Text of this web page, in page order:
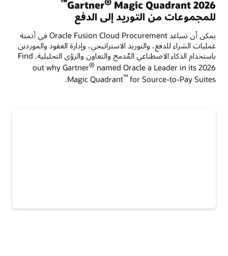
2026 Gartner
Magic Quadrant
للمجموعات من التوريد إلى الدفع
يمكن أن تساعد Oracle Fusion Cloud Procurement في أتمتة
عمليات الشراء للدفع، والتوريد الاستراتيجي، وإدارة العقود والموردين
باستخدام الذكاء الاصطناعي المُدمج والتعاون والرؤى التحليلية. Find
out why Gartner® named Oracle a Leader in its 2026
Magic Quadrant™ for Source-to-Pay Suites.